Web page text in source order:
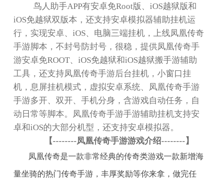
鸟人助手APP有安卓免Root版、iOS越狱版和
iOS免越狱双版本，还支持安卓模拟器辅助挂机运
行，实现安卓、iOS 、电脑三端挂机，上线凤凰传奇
手游脚本，不封号防封号，很稳，提供凤凰传奇手
游安卓免ROOT 、iOS免越狱和iOS越狱搬手游辅助
工具，还支持凤凰传奇手游后台挂机，小窗口挂
机，息屏挂机模式，虚拟安卓系统、凤凰传奇手游
手游多开、双开、手机分身，含游戏自动任务，自
动日常等脚本。凤凰传奇手游手游辅助挂机支持安
卓和iOS的大部分机型，还支持安卓模拟器。
【--------凤凰传奇手游游戏介绍--------】
凤凰传奇是一款非常经典的传奇类游戏一款新增海
量坐骑的热门传奇手游，丰厚奖励等你来拿，做完任